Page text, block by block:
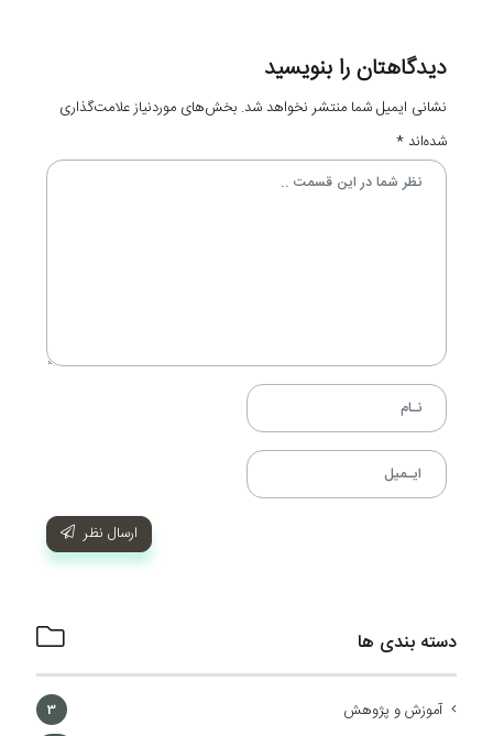
دیدگاهتان را بنویسید
نشانی ایمیل شما منتشر نخواهد شد. بخش‌های موردنیاز علامت‌گذاری
شده‌اند*
ارسال نظر
دسته بندی ها
آموزش و پژوهش 3